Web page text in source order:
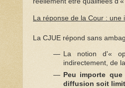
La réponse de la Cour : une
La CJUE répond sans
La notion d'«
indirectement, de
Peu importe
diffusion soit